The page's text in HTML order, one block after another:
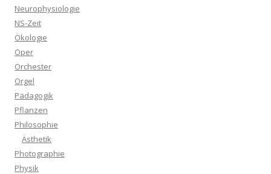
Neurophysiologie
NS-Zeit
Ökologie
Oper
Orchester
Orgel
Pädagogik
Pflanzen
Philosophie
Ästhetik
Photographie
Physik